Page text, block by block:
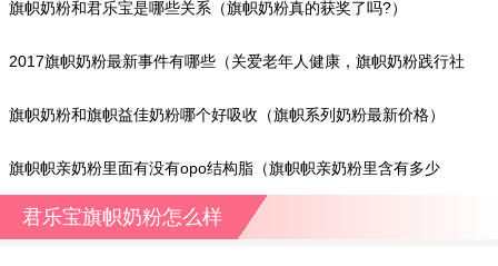
旗帜奶粉和君乐宝是哪些关系（旗帜奶粉真的获奖了吗?）
2017旗帜奶粉最新事件有哪些（关爱老年人健康，旗帜奶粉践行社
会责任）
旗帜奶粉和旗帜益佳奶粉哪个好吸收（旗帜系列奶粉最新价格）
旗帜帜亲奶粉里面有没有opo结构脂（旗帜帜亲奶粉里含有多少
opo?）
君乐宝旗帜奶粉怎么样